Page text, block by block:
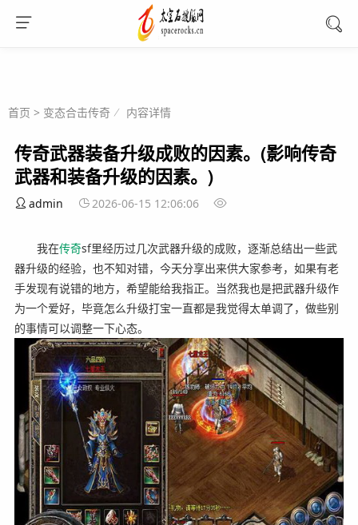
首页 > 变态合击传奇 内容详情
传奇武器装备升级成败的因素。(影响传奇
武器和装备升级的因素。)
admin 2026-06-15 12:06:06
我在传奇sf里经历过几次武器升级的成败，逐渐总结出一些武
器升级的经验，也不知对错，今天分享出来供大家参考，如果有老
手发现有说错的地方，希望能给我指正。当然我也是把武器升级作
为一个爱好，毕竟怎么升级打宝一直都是我觉得太单调了，做些别
的事情可以调整一下心态。